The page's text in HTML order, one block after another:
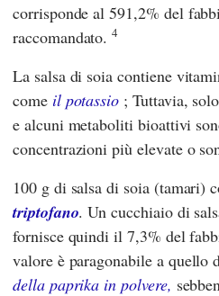
corrisponde al 591,2% del
raccomandato.4
La salsa di soia contiene
come il potassio ; Tuttavia,
e alcuni metaboliti bioattivi
concentrazioni più elevate o
100 g di salsa di soia (tamari)
triptofano. Un cucchiaio di
fornisce quindi il 7,3% del
valore è paragonabile a quello
della paprika in polvere,